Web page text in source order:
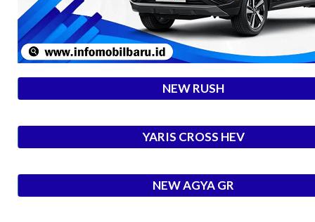
NEW RUSH
YARIS CROSS HEV
NEW AGYA GR